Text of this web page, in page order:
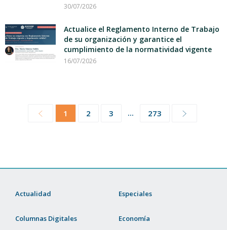
30/07/2026
Actualice el Reglamento Interno de Trabajo
de su organización y garantice el
cumplimiento de la normatividad vigente
16/07/2026
1 2 3 ... 273
Actualidad
Columnas Digitales
Especiales
Economía